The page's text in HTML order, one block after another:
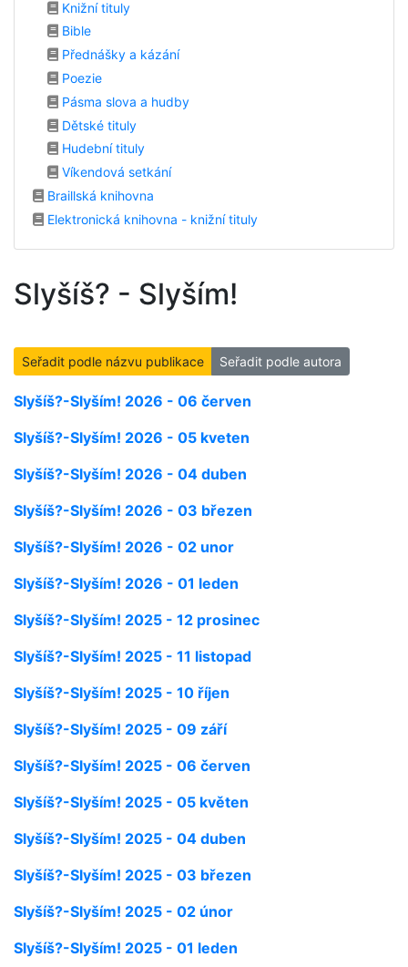
Knižní tituly
Bible
Přednášky a kázání
Poezie
Pásma slova a hudby
Dětské tituly
Hudební tituly
Víkendová setkání
Braillská knihovna
Elektronická knihovna - knižní tituly
Slyšíš? - Slyším!
Seřadit podle názvu publikace Seřadit podle autora
Slyšíš?-Slyším! 2026 - 06 červen
Slyšíš?-Slyším! 2026 - 05 kveten
Slyšíš?-Slyším! 2026 - 04 duben
Slyšíš?-Slyším! 2026 - 03 březen
Slyšíš?-Slyším! 2026 - 02 unor
Slyšíš?-Slyším! 2026 - 01 leden
Slyšíš?-Slyším! 2025 - 12 prosinec
Slyšíš?-Slyším! 2025 - 11 listopad
Slyšíš?-Slyším! 2025 - 10 říjen
Slyšíš?-Slyším! 2025 - 09 září
Slyšíš?-Slyším! 2025 - 06 červen
Slyšíš?-Slyším! 2025 - 05 květen
Slyšíš?-Slyším! 2025 - 04 duben
Slyšíš?-Slyším! 2025 - 03 březen
Slyšíš?-Slyším! 2025 - 02 únor
Slyšíš?-Slyším! 2025 - 01 leden